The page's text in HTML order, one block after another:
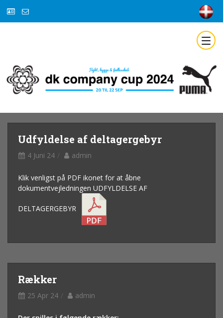
Udfyldelse af deltagergebyr
4 Juni 24 admin
Klik venligst på PDF ikonet for at åbne
dokumentvejledningen UDFYLDELSE AF
DELTAGERGEBYR
Rækker
25 Apr 24 admin